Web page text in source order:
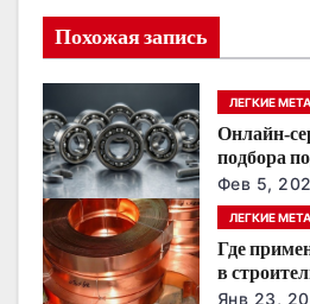
и
я
п
о
з
а
Похожая запись
ЛЕГКИЕ
подбора
помогают
Фев 5,
ЛЕГКИЕ
Где
в
Янв 23,